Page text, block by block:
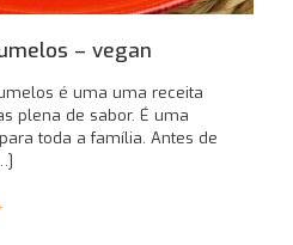
– vegan
é uma uma receita
plena de sabor. É uma
toda a família. Antes de